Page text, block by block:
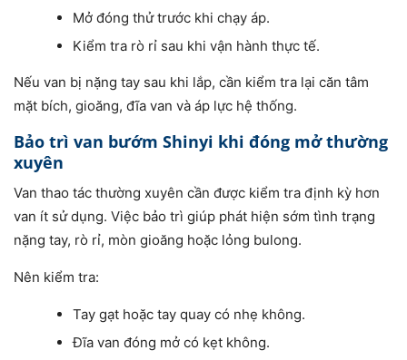
Mở đóng thử trước khi chạy áp.
Kiểm tra rò rỉ sau khi vận hành thực tế.
Nếu van bị nặng tay sau khi lắp, cần kiểm tra lại căn tâm
mặt bích, gioăng, đĩa van và áp lực hệ thống.
Bảo trì van bướm Shinyi khi đóng mở thường
xuyên
Van thao tác thường xuyên cần được kiểm tra định kỳ hơn
van ít sử dụng. Việc bảo trì giúp phát hiện sớm tình trạng
nặng tay, rò rỉ, mòn gioăng hoặc lỏng bulong.
Nên kiểm tra:
Tay gạt hoặc tay quay có nhẹ không.
Đĩa van đóng mở có kẹt không.